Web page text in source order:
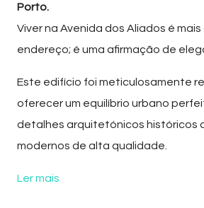
Porto.
Viver na Avenida dos Aliados é mais
endereço; é uma afirmação de
Este edifício foi meticulosamente
oferecer um equilíbrio urbano
detalhes arquitetónicos históricos
modernos de alta qualidade.
Ler mais